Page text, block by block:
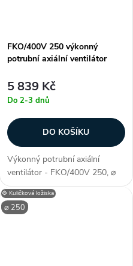
FKO/400V 250 výkonný
potrubní axiální ventilátor
5 839 Kč
Do 2-3 dnů
DO KOŠÍKU
Výkonný potrubní axiální
ventilátor - FKO/400V 250, ⌀
250, 260 mm, průtok 850
m3/h, 1400 otáček, kuličková
ložiska, motorová ochrana,
⚙️ Kuličková ložiska
⌀ 250